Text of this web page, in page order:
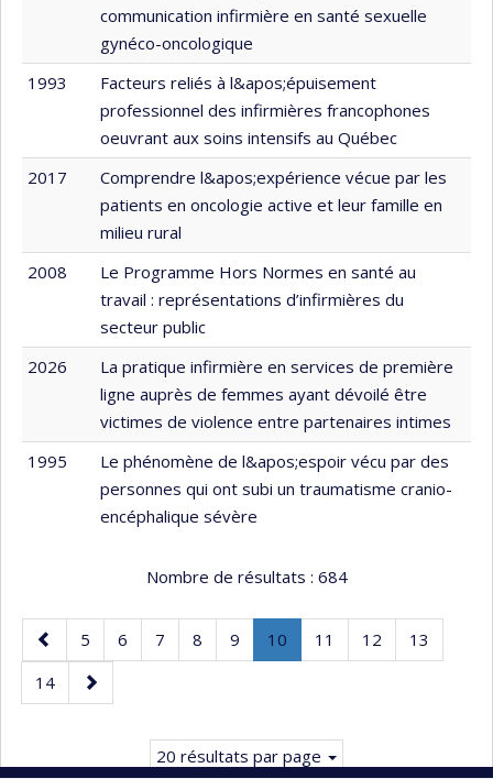
communication infirmière en santé sexuelle
gynéco-oncologique
1993
Facteurs reliés à l&apos;épuisement
professionnel des infirmières francophones
oeuvrant aux soins intensifs au Québec
2017
Comprendre l&apos;expérience vécue par les
patients en oncologie active et leur famille en
milieu rural
2008
Le Programme Hors Normes en santé au
travail : représentations d’infirmières du
secteur public
2026
La pratique infirmière en services de première
ligne auprès de femmes ayant dévoilé être
victimes de violence entre partenaires intimes
1995
Le phénomène de l&apos;espoir vécu par des
personnes qui ont subi un traumatisme cranio-
encéphalique sévère
Nombre de résultats : 684
Page
précédente
Page
5 Page
6 Page
7 Page
8 Page
9 Page
10
Page
Page
11 Page
12 Page
13
Page
14
Page
suivante
20 résultats par page